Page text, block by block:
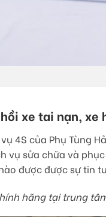
xe tai nạn, xe
4S của Phụ Tùng
vụ sửa chữa và
được được sự tin
hãng tại trung